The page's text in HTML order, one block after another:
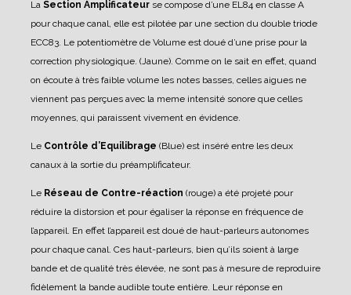
La Section Amplificateur se compose d’une EL84 en classe A
pour chaque canal, elle est pilotée par une section du double triode
ECC83. Le potentiomètre de Volume est doué d’une prise pour la
correction physiologique. (Jaune). Comme on le sait en effet, quand
on écoute à très faible volume les notes basses, celles aigues ne
viennent pas perçues avec la meme intensité sonore que celles
moyennes, qui paraissent vivement en évidence.
Le Contrôle d’Equilibrage (Blue) est inséré entre les deux
canaux à la sortie du préamplificateur.
Le Réseau de Contre-réaction (rouge) a été projeté pour
réduire la distorsion et pour égaliser la réponse en fréquence de
l’appareil. En effet l’appareil est doué de haut-parleurs autonomes
pour chaque canal. Ces haut-parleurs, bien qu’ils soient à large
bande et de qualité très élevée, ne sont pas à mesure de reproduire
fidèlement la bande audible toute entière. Leur réponse en